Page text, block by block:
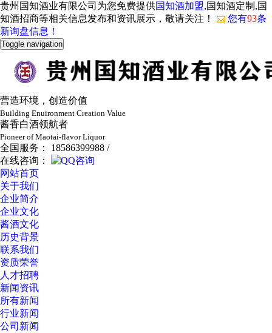
贵州国知酒业有限公司为您免费提供国知酒加盟,国知酒定制,国
知酒招商等相关信息发布和资讯展示，敬请关注！
您有93条
新询盘信息！
Toggle navigation
营造环境，创造价值
Building Enuironment Creation Value
酱香白酒领航者
Pioneer of Maotai-flavor Liquor
全国服务： 18586399988 /
在线咨询：
网站首页
关于我们
企业简介
企业文化
酱酒文化
历史背景
联系我们
资质荣誉
人才招聘
新闻资讯
所有新闻
行业新闻
公司新闻